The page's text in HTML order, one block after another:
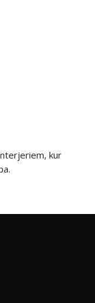
kur